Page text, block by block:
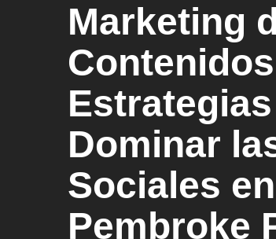
Marketing
Dominar
Sociales
Pembroke